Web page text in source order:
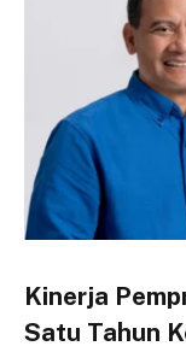
Kinerja
Satu Tahun